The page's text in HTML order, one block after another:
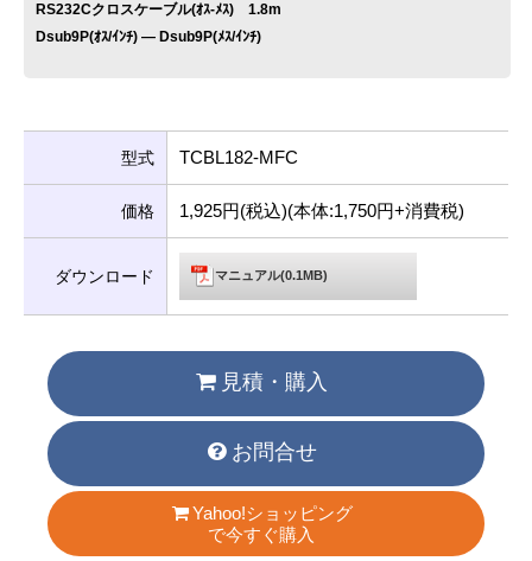
RS232Cクロスケーブル(ｵｽ-ﾒｽ) 1.8m
Dsub9P(ｵｽ/ｲﾝﾁ) ― Dsub9P(ﾒｽ/ｲﾝﾁ)
型式 TCBL182-MFC
価格 1,925円(税込)(本体:1,750円+消費税)
ダウンロード マニュアル(0.1MB)
見積・購入
お問合せ
Yahoo!ショッピング
で今すぐ購入